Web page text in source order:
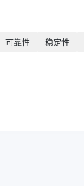
可靠性 稳定性